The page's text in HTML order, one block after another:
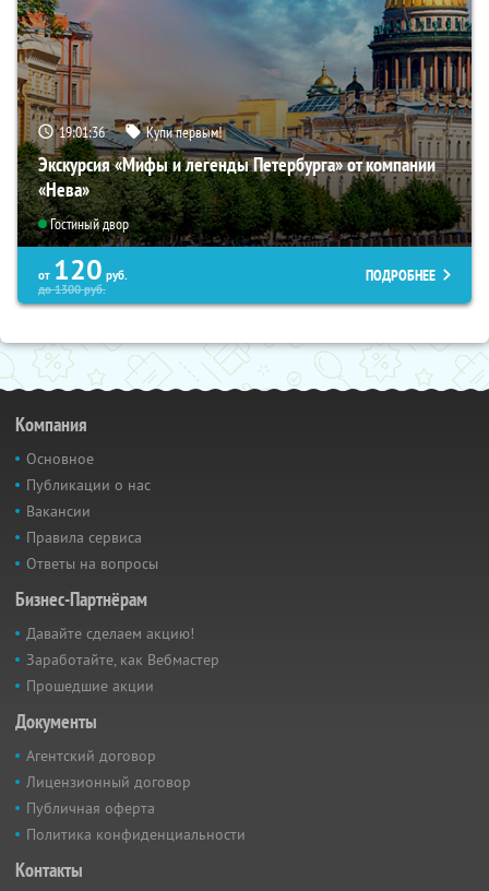
19:01:35 Купи первым!
Экскурсия «Мифы и легенды Петербурга» от компании
«Нева»
Гостиный двор
от 120 руб.
до1300руб.
ПОДРОБНЕЕ
Компания
Основное
Публикации о нас
Вакансии
Правила сервиса
Ответы на вопросы
Бизнес-Партнёрам
Давайте сделаем акцию!
Заработайте, как Вебмастер
Прошедшие акции
Документы
Агентский договор
Лицензионный договор
Публичная оферта
Политика конфиденциальности
Контакты